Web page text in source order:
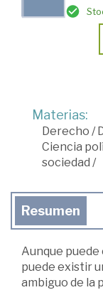
Materias:
Derecho /
Ciencia
sociedad /
Resumen
Aunque
puede existir
ambiguo de la